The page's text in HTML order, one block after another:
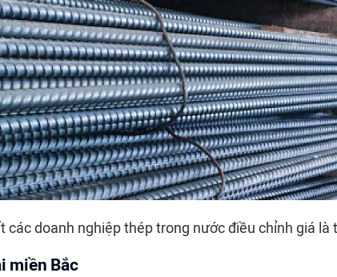
các doanh nghiệp thép trong nước điều chỉnh giá là
miền Bắc